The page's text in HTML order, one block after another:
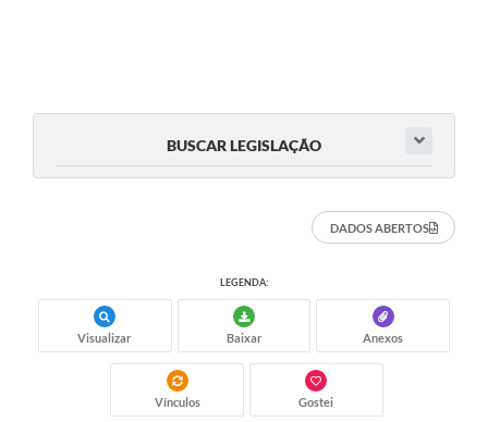
BUSCAR LEGISLAÇÃO
DADOS ABERTOS
LEGENDA:
Visualizar Baixar Anexos
Vínculos Gostei